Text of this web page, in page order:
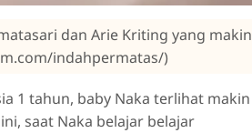
dan Arie Kriting yang makin
indahpermatas/)
1 tahun, baby Naka terlihat makin
saat Naka belajar belajar